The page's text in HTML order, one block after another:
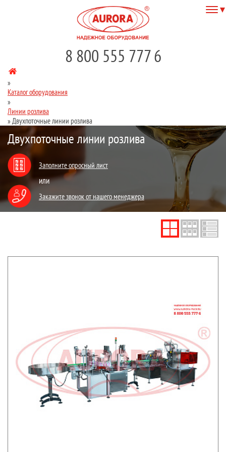
8 800 555 777 6
»
Каталог оборудования
»
Линии розлива
»Двухпоточные линии розлива
Двухпоточные линии розлива
Заполните опросный лист
или
Закажите звонок от нашего менеджера